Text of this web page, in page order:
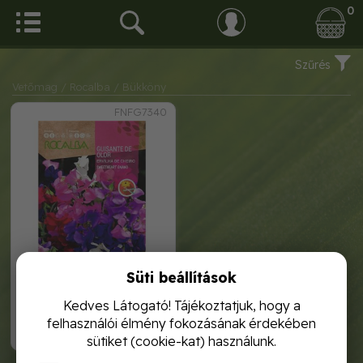
0
Szűrés
Vetőmag / Rocalba
/ Bükköny
FNFG7340
1 120,-
szagos bükköny sweetheart
enano 3g rocalba
Süti beállítások
Kedves Látogató! Tájékoztatjuk, hogy a
felhasználói élmény fokozásának érdekében
sütiket (cookie-kat) használunk.